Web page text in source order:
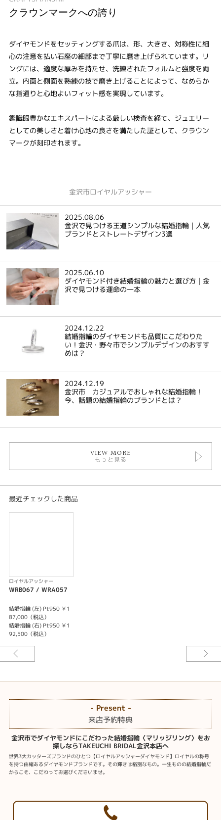
クラウンマークへの誇り
ダイヤモンドをセッティングする爪は、形、大きさ、対称性に細
心の注意を払い石座の細部まで丁寧に磨き上げられています。リ
ングには、適度な厚みを持たせ、洗練されたフォルムと強度を両
立。内面と側面を熟練の技で磨き上げることによって、なめらか
な指通りと心地よいフィット感を実現しています。
鑑識眼豊かなエキスパートによる厳しい検査を経て、ジュエリー
としての美しさと着け心地の良さを満たした証として、クラウン
マークが刻印されます。
金沢市ロイヤルアッシャー
2025.08.06
金沢で見つける王道シンプルな結婚指輪｜人気
ブランドとストレートデザイン3選
2025.06.10
ダイヤモンド付き結婚指輪の魅力と選び方｜金
沢で見つける運命の一本
2024.12.22
結婚指輪のダイヤモンドも品質にこだわりた
い！金沢・野々市でシンプルデザインのおすす
めは？
2024.12.19
金沢市 カジュアルでおしゃれな結婚指輪！
今、話題の結婚指輪のブランドとは？
VIEW MORE
もっと見る
最近チェックした商品
ロイヤルアッシャー
WRB067 / WRA057
結婚指輪 (左) Pt950 ￥1
87,000（税込）
結婚指輪 (右) Pt950 ￥1
92,500（税込）
- Present -
来店予約特典
金沢市でダイヤモンドにこだわった結婚指輪〈マリッジリング〉をお
探しならTAKEUCHI BRIDAL金沢本店へ
世界3大カッターズブランドのひとつ【ロイヤルアッシャーダイヤモンド】ロイヤルの称号
を持つ由緒あるダイヤモンドブランドです。その輝きは格別なもの。一生ものの結婚指輪だ
からこそ、こだわってお選びくださいませ。